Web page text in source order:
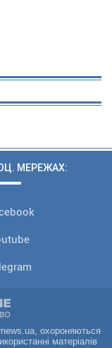
МЕРЕЖАХ:
охороняються
матеріалів